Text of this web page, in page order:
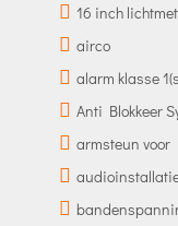
16 inch
airco
alarm klasse
Anti Blokkeer
armsteun voor